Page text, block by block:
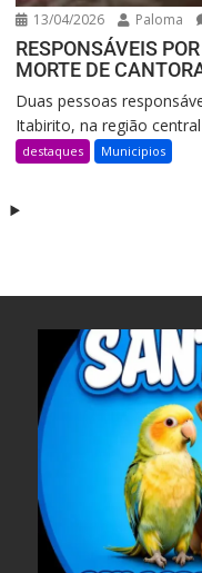
13/04/2026 Paloma
RESPONSÁVEIS
MORTE DE
Duas pessoas
Itabirito, na região
destaques Municipios